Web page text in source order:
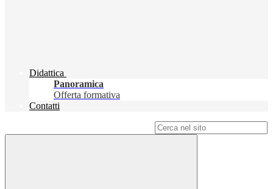
Didattica
Panoramica
Offerta formativa
Contatti